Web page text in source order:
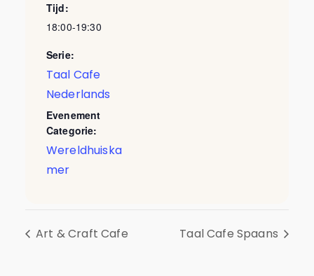
Tijd:
18:00-19:30
Serie:
Taal Cafe
Nederlands
Evenement
Categorie:
Wereldhuiska
mer
Art & Craft Cafe Taal Cafe Spaans